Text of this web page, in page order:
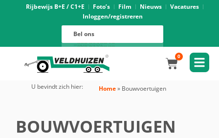
Rijbewijs B+E / C1+E Foto’s Film Nieuws
Vacatures
Inloggen/registreren
Bel ons
0
U bevindt zich hier: Home» Bouwvoertuigen
BOUWVOERTUIGEN